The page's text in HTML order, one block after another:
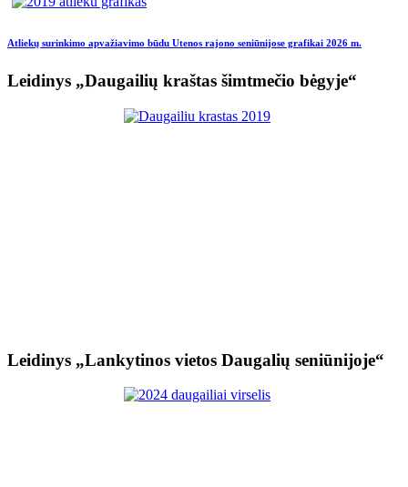
Atliekų surinkimo apvažiavimo būdu Utenos rajono seniūnijose grafikai 2026 m.
Leidinys „Daugailių kraštas šimtmečio bėgyje“
Leidinys „Lankytinos vietos Daugalių seniūnijoje“